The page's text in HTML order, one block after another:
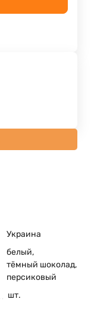
Украина
белый,
тёмный шоколад,
персиковый
шт.